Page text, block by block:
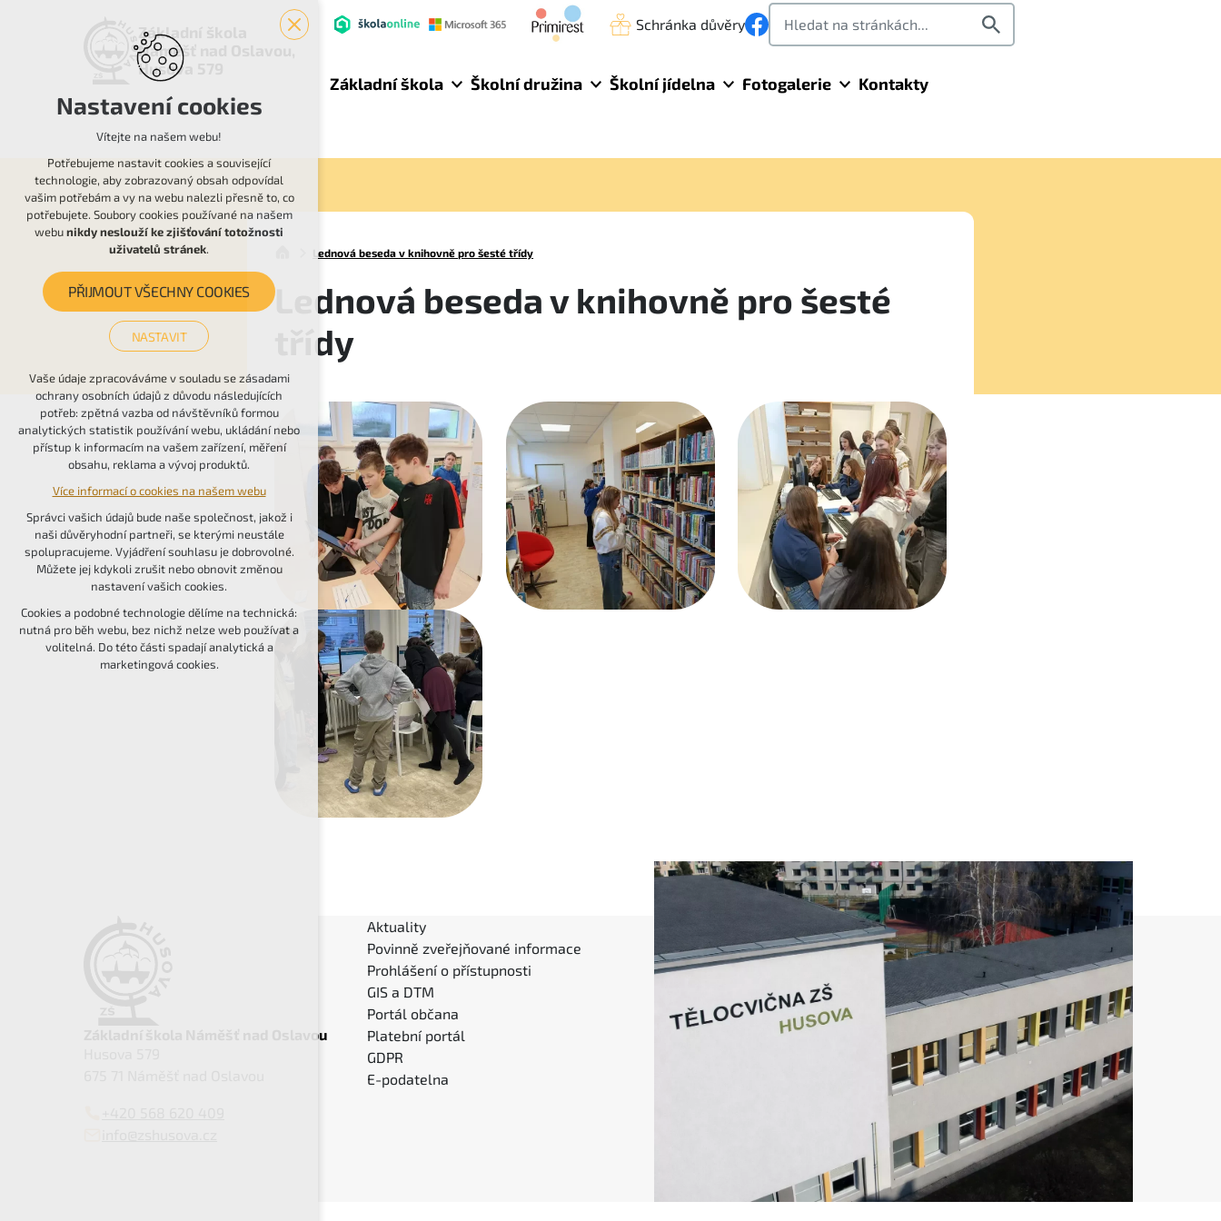
Základní škola
Náměšť nad Oslavou,
Husova 579
Schránka důvěry
Základní škola Školní družina Školní jídelna Fotogalerie Kontakty
Lednová beseda v knihovně pro šesté třídy
Lednová beseda v knihovně pro šesté
třídy
Základní škola Náměšť nad Oslavou
Aktuality
Povinně zveřejňované informace
Prohlášení o přístupnosti
GIS a DTM
Portál občana
Platební portál
GDPR
E-podatelna
Nastavení cookies
Vítejte na našem webu!
Potřebujeme nastavit cookies a související
technologie, aby zobrazovaný obsah odpovídal
vašim potřebám a vy na webu nalezli přesně to, co
potřebujete. Soubory cookies používané na našem
webunikdy neslouží ke zjišťování totožnosti
uživatelů stránek.
PŘIJMOUT VŠECHNY COOKIES
NASTAVIT
Technická cookies
nutná pro provozování webu
udržení kontextu stránek (session): případná
přihlášení, volby jazyka, apod.
Volitelná cookies
analytická pro anonymizované vyhodnocení
návštěvnosti
marketingová cookies (Google, Seznam,
Facebook)
Více informací o cookies na našem webu
PŘIJMOUT VŠECHNY COOKIES
ODMÍTNOUT VOLITELNÁ
Vaše údaje zpracováváme v souladu se zásadami
ochrany osobních údajů z důvodu následujících
potřeb: zpětná vazba od návštěvníků formou
analytických statistik používání webu, ukládání nebo
přístup k informacím na vašem zařízení, měření
obsahu, reklama a vývoj produktů.
Více informací o cookies na našem webu
Správci vašich údajů bude naše společnost, jakož i
naši důvěryhodní partneři, se kterými neustále
spolupracujeme. Vyjádření souhlasu je dobrovolné.
Můžete jej kdykoli zrušit nebo obnovit změnou
nastavení vašich cookies.
Cookies a podobné technologie dělíme na technická:
nutná pro běh webu, bez nichž nelze web používat a
volitelná. Do této části spadají analytická a
marketingová cookies.